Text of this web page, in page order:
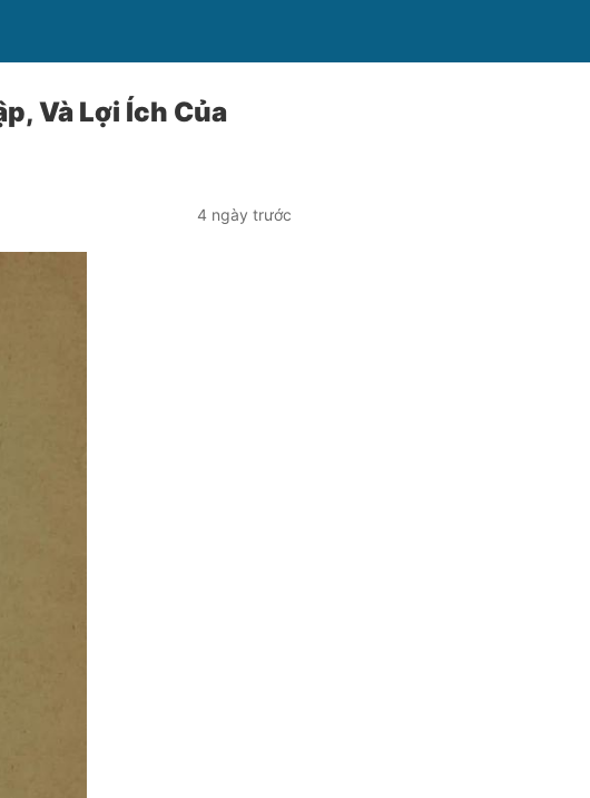
Và Lợi Ích Của
4 ngày trước